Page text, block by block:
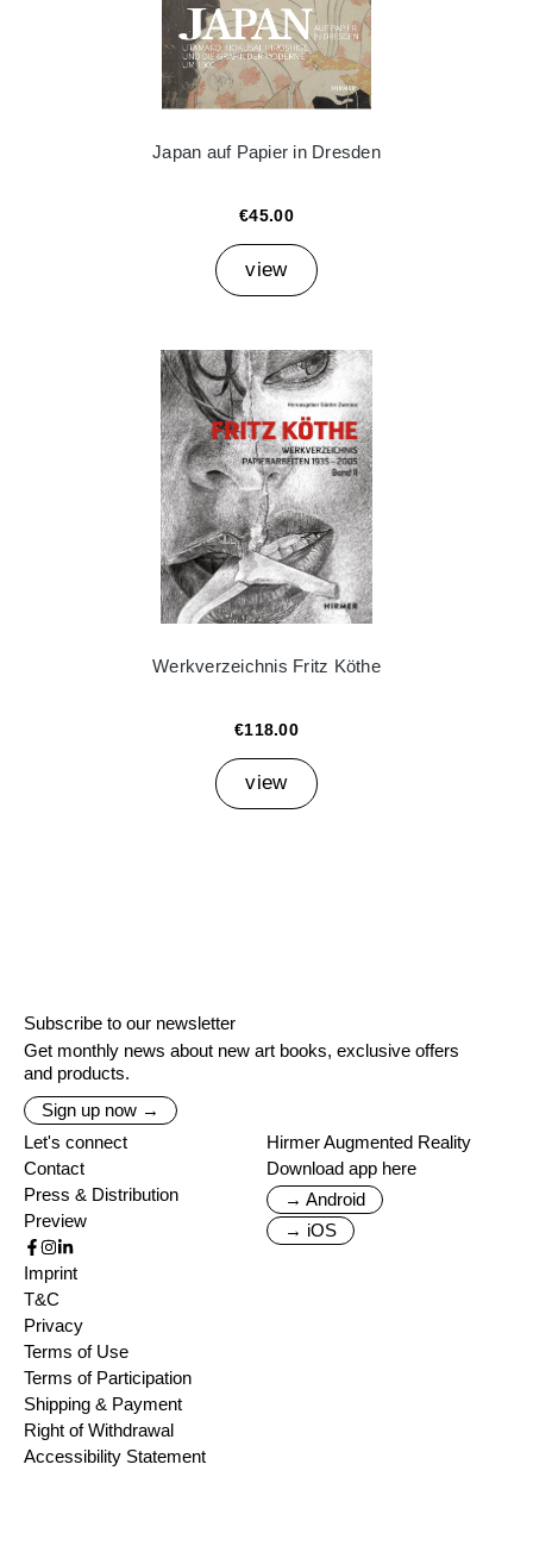
Japan auf Papier in Dresden
€45.00
view
Werkverzeichnis Fritz Köthe
€118.00
view
Subscribe to our newsletter
Get monthly news about new art books, exclusive offers
and products.
Sign up now →
Let's connect
Contact
Press & Distribution
Preview
Hirmer Augmented Reality
Download app here
→ Android
→ iOS
Imprint
T&C
Privacy
Terms of Use
Terms of Participation
Shipping & Payment
Right of Withdrawal
Accessibility Statement